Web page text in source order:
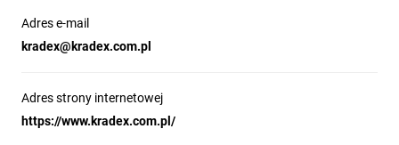
Adres e-mail
kradex@kradex.com.pl
Adres strony internetowej
https://www.kradex.com.pl/